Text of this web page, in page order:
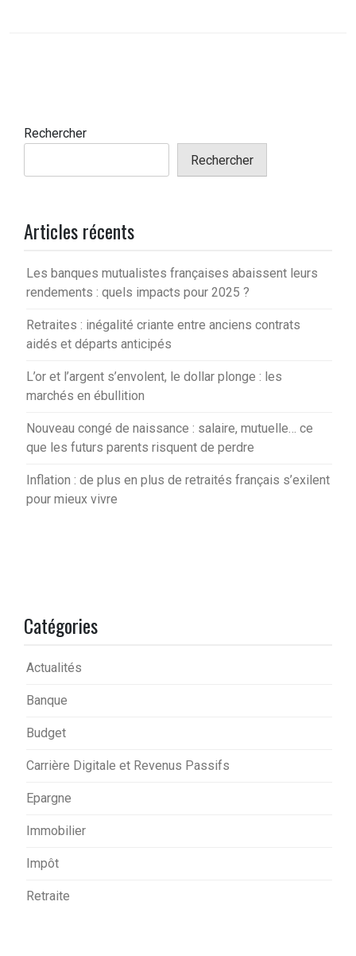
Rechercher
Rechercher
Articles récents
Les banques mutualistes françaises abaissent leurs
rendements : quels impacts pour 2025 ?
Retraites : inégalité criante entre anciens contrats
aidés et départs anticipés
L’or et l’argent s’envolent, le dollar plonge : les
marchés en ébullition
Nouveau congé de naissance : salaire, mutuelle… ce
que les futurs parents risquent de perdre
Inflation : de plus en plus de retraités français s’exilent
pour mieux vivre
Catégories
Actualités
Banque
Budget
Carrière Digitale et Revenus Passifs
Epargne
Immobilier
Impôt
Retraite